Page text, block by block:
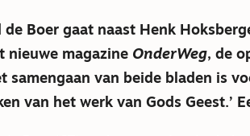
de Boer gaat naast Henk
nieuwe magazine OnderWeg, de
samengaan van beide bladen is
van het werk van Gods Geest.’